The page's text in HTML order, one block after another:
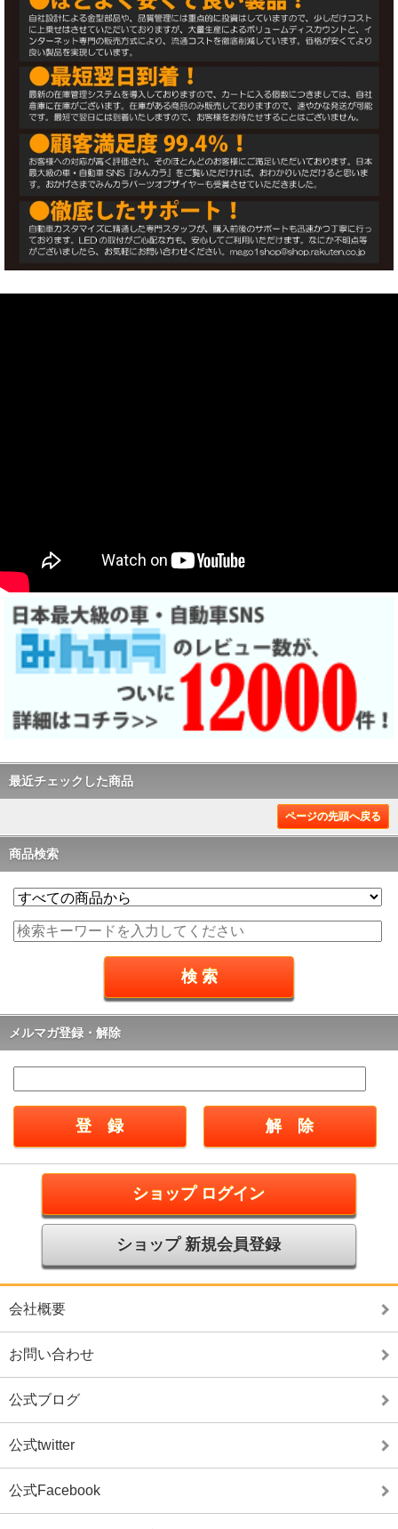
最近チェックした商品
ページの先頭へ戻る
商品検索
メルマガ登録・解除
ショップ ログイン
ショップ 新規会員登録
会社概要
お問い合わせ
公式ブログ
公式twitter
公式Facebook